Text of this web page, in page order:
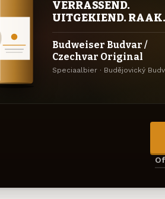
VERRASSEND.
UITGEKIEND. RAAK.
Budweiser Budvar /
Czechvar Original
Speciaalbier · Budějovický